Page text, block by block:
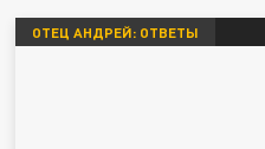
ОТЕЦ АНДРЕЙ: ОТВЕТЫ